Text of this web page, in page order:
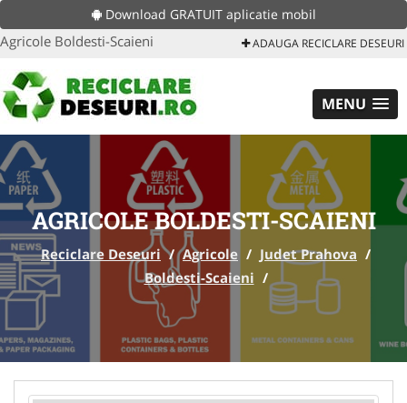
Download GRATUIT aplicatie mobil
Agricole Boldesti-Scaieni ADAUGA RECICLARE DESEURI
MENU
AGRICOLE BOLDESTI-SCAIENI
Reciclare Deseuri / Agricole / Judet Prahova /
Boldesti-Scaieni /